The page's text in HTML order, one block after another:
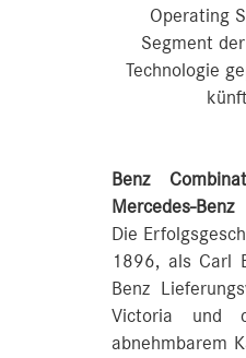
Operating
Segment
Technologie
Benz
Mercedes‑Benz
Die
1896, als Carl
Benz
Victoria und
abnehmbarem